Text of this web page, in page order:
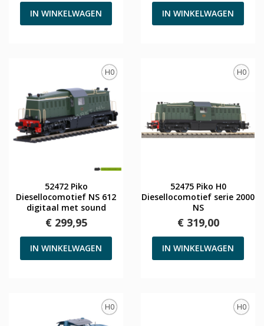
IN WINKELWAGEN IN WINKELWAGEN
H0
52472 Piko
Diesellocomotief NS 612
digitaal met sound
€ 299,95
IN WINKELWAGEN
H0
52475 Piko H0
Diesellocomotief serie 2000
NS
€ 319,00
IN WINKELWAGEN
H0 H0